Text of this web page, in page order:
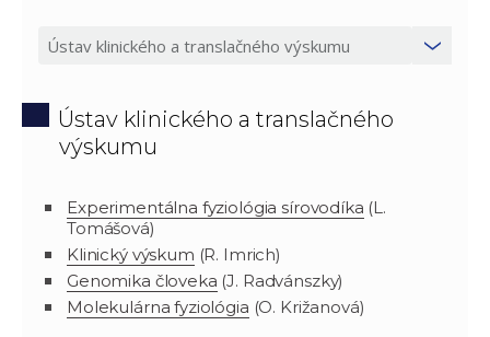
Ústav klinického a translačného
výskumu
Experimentálna fyziológia sírovodíka (L.
Tomášová)
Klinický výskum (R. Imrich)
Genomika človeka (J. Radvánszky)
Molekulárna fyziológia (O. Križanová)